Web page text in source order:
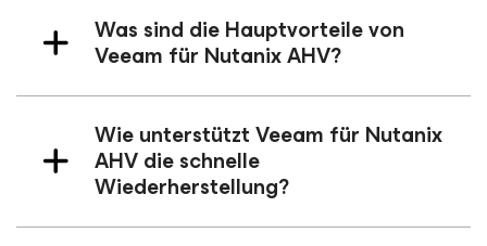
Was sind die Hauptvorteile von
Veeam für Nutanix AHV?
Wie unterstützt Veeam für Nutanix
AHVdie schnelle
Wiederherstellung?